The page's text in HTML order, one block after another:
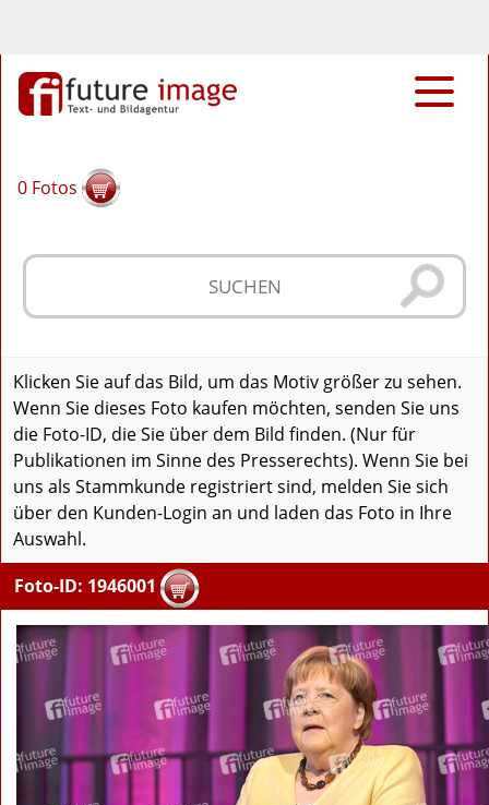
0 Fotos
Klicken Sie auf das Bild, um das Motiv größer zu sehen.
Wenn Sie dieses Foto kaufen möchten, senden Sie uns
die Foto-ID, die Sie über dem Bild finden. (Nur für
Publikationen im Sinne des Presserechts). Wenn Sie bei
uns als Stammkunde registriert sind, melden Sie sich
über den Kunden-Login an und laden das Foto in Ihre
Auswahl.
Foto-ID: 1946001